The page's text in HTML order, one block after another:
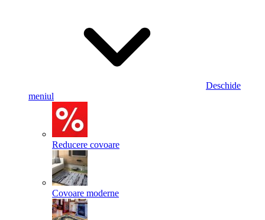
Deschide
meniul
Reducere covoare
Covoare moderne